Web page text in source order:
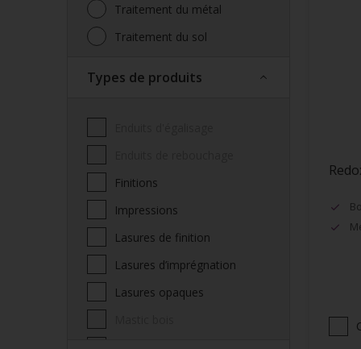
Traitement du métal
Traitement du sol
Types de produits
Finitions
Impressions
Lasures de finition
Lasures d’imprégnation
Lasures opaques